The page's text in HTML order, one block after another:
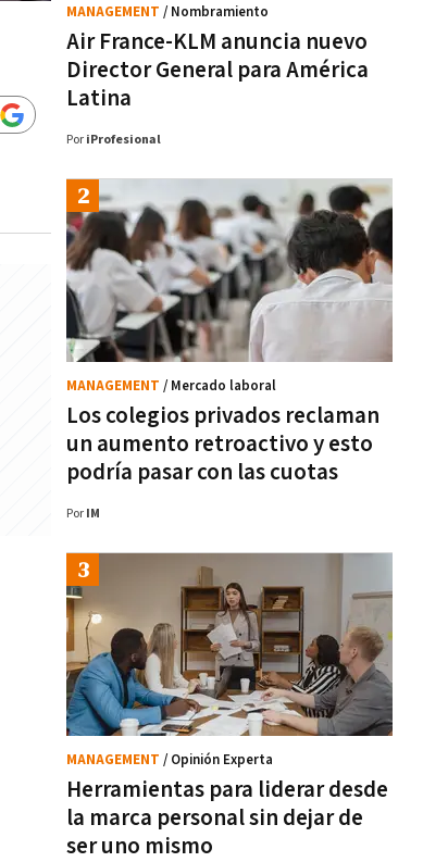
Air France-KLM anuncia nuevo
Director General para América
Latina
MANAGEMENT / Nombramiento
Por iProfesional
Los colegios privados reclaman
un aumento retroactivo y esto
podría pasar con las cuotas
MANAGEMENT / Mercado laboral
Por IM
Herramientas para liderar desde
la marca personal sin dejar de
ser uno mismo
MANAGEMENT / Opinión Experta